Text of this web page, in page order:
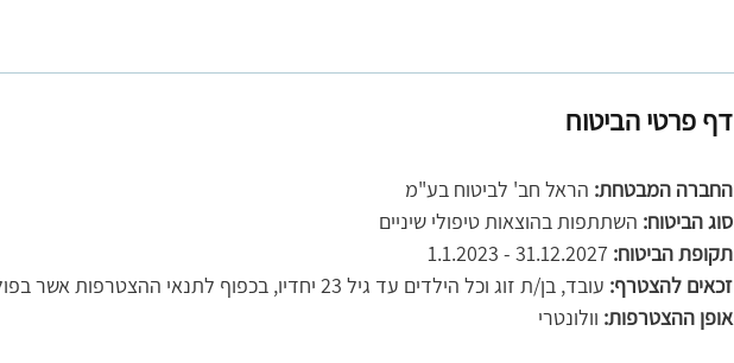
דף פרטי הביטוח
החברה המבטחת: הראל חב' לביטוח בע"מ
סוג הביטוח: השתתפות בהוצאות טיפולי שיניים
תקופת הביטוח:
זכאים להצטרף: עובד, בן/ת זוג וכל הילדים עד גיל 23 יחדיו, בכפוף לתנאי ההצטרפות אשר בפוליסה.
אופן ההצטרפות: וולונטרי